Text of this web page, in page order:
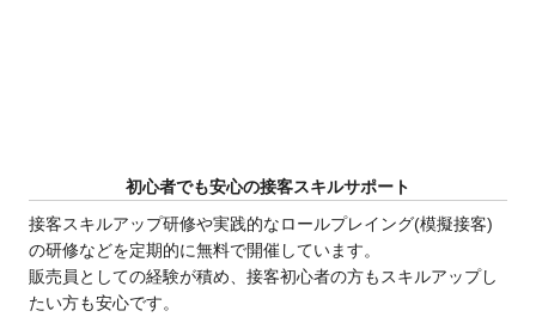
初心者でも安心の接客スキルサポート
接客スキルアップ研修や実践的なロールプレイング(模擬接客)
の研修などを定期的に無料で開催しています。
販売員としての経験が積め、接客初心者の方もスキルアップし
たい方も安心です。